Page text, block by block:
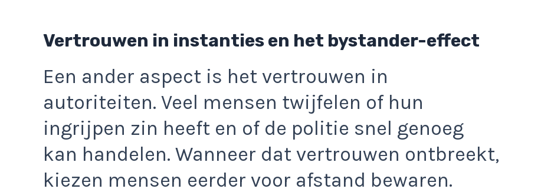
Vertrouwen in instanties en het bystander-effect
Een ander aspect is het vertrouwen in
autoriteiten. Veel mensen twijfelen of hun
ingrijpen zin heeft en of de politie snel genoeg
kan handelen. Wanneer dat vertrouwen ontbreekt,
kiezen mensen eerder voor afstand bewaren.